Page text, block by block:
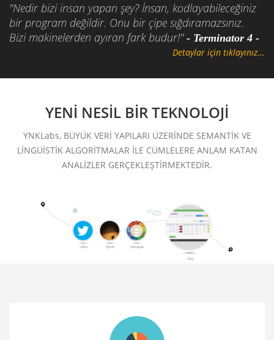
"Nedir bizi insan yapan şey? İnsan, kodlayabileceğiniz
bir program değildir. Onu bir çipe sığdıramazsınız.
Bizi makinelerden ayıran fark budur!" - Terminator 4 -
Detaylar için tıklayınız...
YENİ NESİL BİR TEKNOLOJİ
YNKLabs, BÜYÜK VERİ YAPILARI ÜZERİNDE SEMANTİK VE
LİNGÜİSTİK ALGORİTMALAR İLE CÜMLELERE ANLAM KATAN
ANALİZLER GERÇEKLEŞTİRMEKTEDİR.